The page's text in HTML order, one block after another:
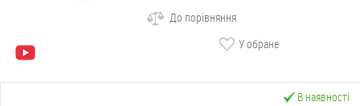
До порівняння
У обране
В наявності